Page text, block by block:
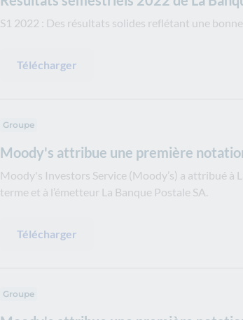
S1 2022 : Des résultats solides reflétant une
Télécharger
Groupe
Moody's attribue une première
Moody's Investors Service (Moody’s) a attribué à
terme et à l’émetteur La Banque Postale SA.
Télécharger
Groupe